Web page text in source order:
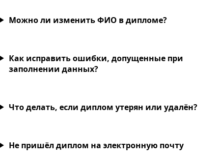
Можно ли изменить ФИО в дипломе?
Как исправить ошибки, допущенные при
заполнении данных?
Что делать, если диплом утерян или удалён?
Не пришёл диплом на электронную почту